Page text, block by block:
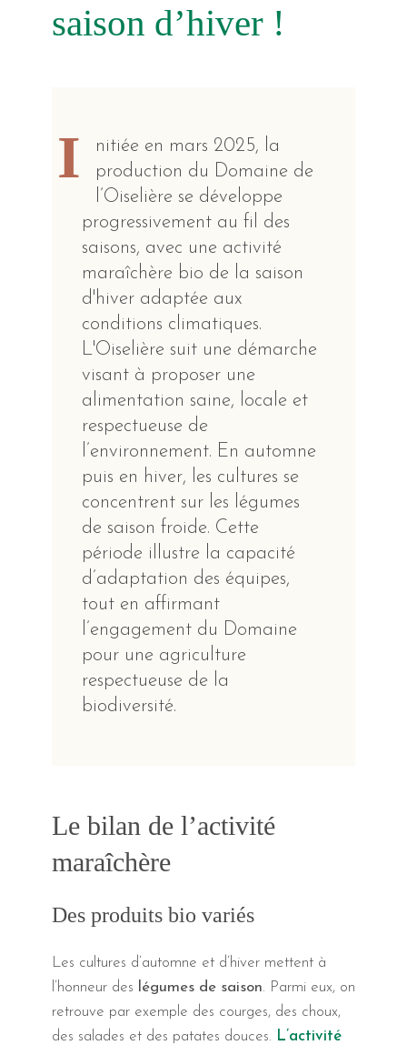
saison d’hiver !
I
nitiée en mars 2025, la
production du Domaine de
l’Oiselière se développe
progressivement au fil des
saisons, avec une activité
maraîchère bio de la saison
d'hiver adaptée aux
conditions climatiques.
L'Oiselière suit une démarche
visant à proposer une
alimentation saine, locale et
respectueuse de
l’environnement. En automne
puis en hiver, les cultures se
concentrent sur les légumes
de saison froide. Cette
période illustre la capacité
d’adaptation des équipes,
tout en affirmant
l’engagement du Domaine
pour une agriculture
respectueuse de la
biodiversité.
Le bilan de l’activité
maraîchère
Des produits bio variés
Les cultures d’automne et d’hiver mettent à
l’honneur des
légumes de saison. Parmi eux, on
retrouve par exemple des courges, des choux,
des salades et des patates douces. L’activité